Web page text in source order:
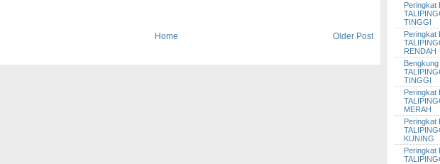
Older Post
Home
Peringkat
TINGGI
Peringkat
RENDAH
Bengkung
TINGGI
Peringkat
MERAH
Peringkat
KUNING
Peringkat